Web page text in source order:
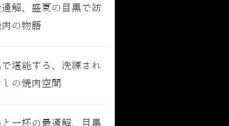
解、盛夏の目黒で紡
の物語
堪能する、洗練され
の焼肉空間